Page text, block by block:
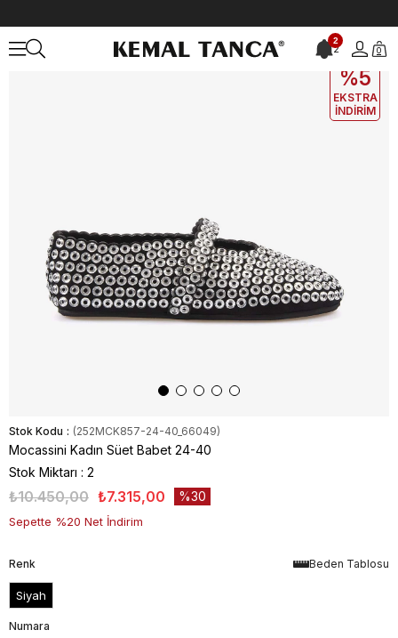
2
2 0
EKLE5
%5
EKSTRA
İNDİRİM
Stok Kodu (252MCK857-24-40_66049)
Mocassini Kadın Süet Babet 24-40
Stok Miktarı : 2
₺10.450,00 ₺7.315,00 30
Sepette %20 Net İndirim
Beden Tablosu
Renk
Siyah
Numara